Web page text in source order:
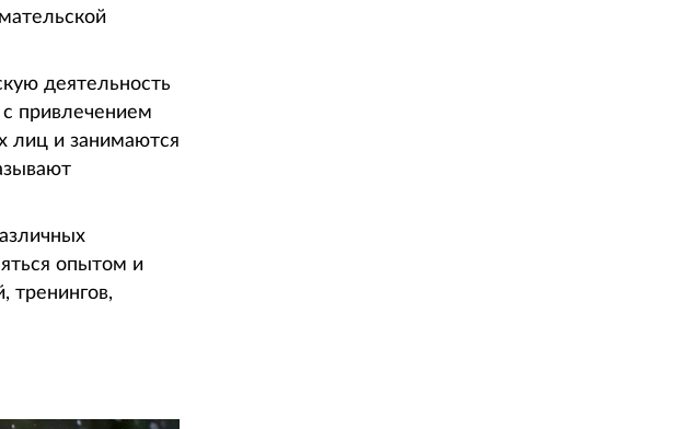
деятельность
с привлечением
лиц и занимаются
опытом и
тренингов,